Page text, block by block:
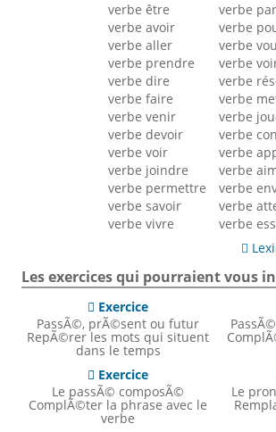
verbe être
verbe avoir
verbe aller
verbe prendre
verbe dire
verbe faire
verbe venir
verbe devoir
verbe voir
verbe joindre
verbe permettre
verbe savoir
verbe vivre
verbe
verbe
verbe
verbe
verbe
verbe
verbe
verbe
verbe
verbe
verbe
verbe
verbe

Les exercices qui pourraient vous
 Exercice
PassÃ©, prÃ©sent ou futur
RepÃ©rer les mots qui situent
dans le temps
 Exercice
Le passÃ© composÃ©
ComplÃ©ter la phrase avec le
verbe
Le